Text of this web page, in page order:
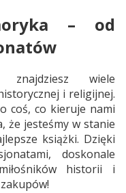
– od
znajdziesz wiele
i religijnej.
coś, co kieruje nami
że jesteśmy w stanie
książki. Dzięki
doskonale
historii i